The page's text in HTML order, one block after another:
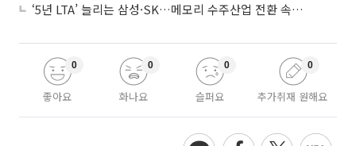
‘5년 LTA’ 늘리는 삼성·SK…메모리 수주산업 전환 속 다른 셈법
좋아요
0
화나요
0
슬퍼요
0
추가취재 원해요
0